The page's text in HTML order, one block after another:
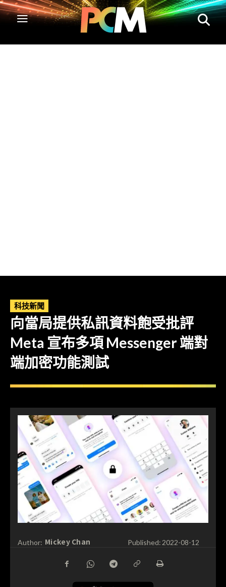
科技新聞
向當局提供私訊資料飽受批評
Meta 宣布多項 Messenger 端對
端加密功能測試
Author: Mickey Chan Published: 2022-08-12